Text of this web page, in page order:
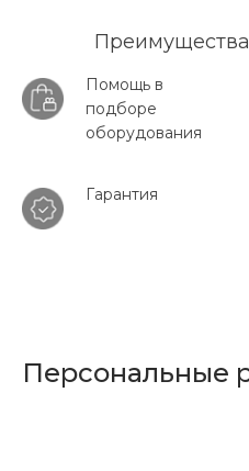
Помощь в
подборе
оборудования
Гарантия
Персональные